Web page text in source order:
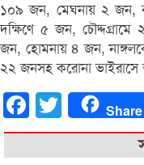
১০৯ জন, মেঘনায় ২ জন,
দক্ষিণে ৫ জন,
জন, হোমনায় ৪ জন,
২২ জনসহ ক‌রোনা
FacebookTwitter Share